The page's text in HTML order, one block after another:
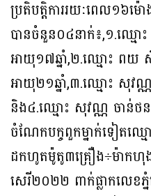
ប្រតិបត្តិការរយៈពេល១៦ម៉
បានចំនួន០៤នាក់៖,១.ឈ្ម
អាយុ១៧ឆ្នាំ,២.ឈ្មោះ ពយ
អាយុ២១ឆ្នាំ,៣.ឈ្មោះ សុវ
និង៤.ឈ្មោះ សុវណ្ណ ចាន់ថ
ចំណែកបក្ចពួកម្នាក់ទៀតឈ្ម
ដកហូតម៉ូតូ៣គ្រឿង÷ម៉ាក
សេរី២០២២ ពាក់ផ្លាកលេខ